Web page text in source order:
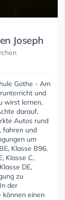
Joseph
Gothe - Am
und
wirst lernen,
darauf,
Autos rund
fahren und
um
Klasse B96,
Klasse C,
DE,
zu
der
können einen